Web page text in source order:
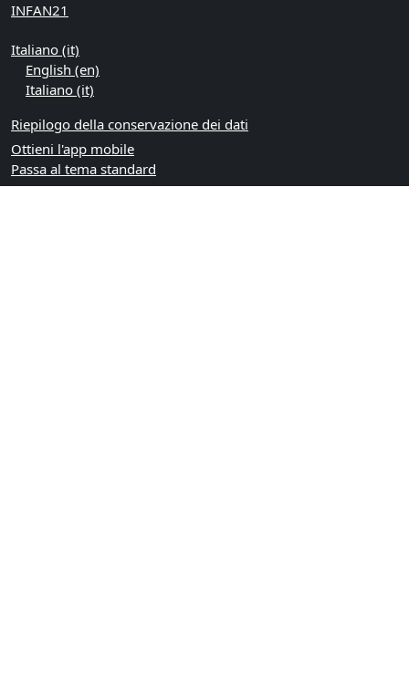
INFAN21
Italiano ‎(it)‎
English ‎(en)‎
Italiano ‎(it)‎
Riepilogo della conservazione dei dati
Ottieni l'app mobile
Passa al tema standard